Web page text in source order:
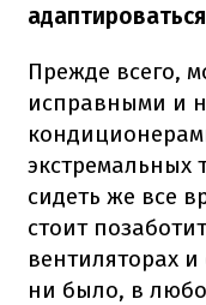
адаптироваться
Прежде всего,
исправными и
экстремальных
сидеть же все
стоит
вентиляторах
ни было, в